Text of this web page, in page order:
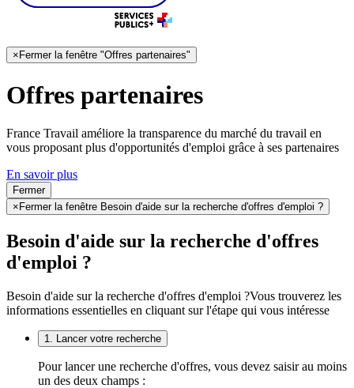
× Fermer la fenêtre "Offres partenaires"
Offres partenaires
France Travail améliore la transparence du marché du travail en
vous proposant plus d'opportunités d'emploi grâce à ses partenaires
En savoir plus
Fermer
× Fermer la fenêtre Besoin d'aide sur la recherche d'offres d'emploi ?
Besoin d'aide sur la recherche d'offres
d'emploi ?
Besoin d'aide sur la recherche d'offres d'emploi ?Vous trouverez les
informations essentielles en cliquant sur l'étape qui vous intéresse
1. Lancer votre recherche
Pour lancer une recherche d'offres, vous devez saisir au moins
un des deux champs :